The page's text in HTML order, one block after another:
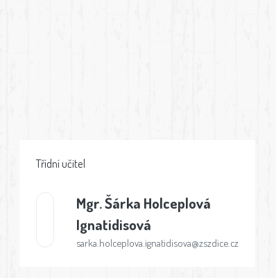
Třídní učitel
Mgr.Šárka Holceplová
Ignatidisová
sarka.holceplova.ignatidisova@zszdice.cz